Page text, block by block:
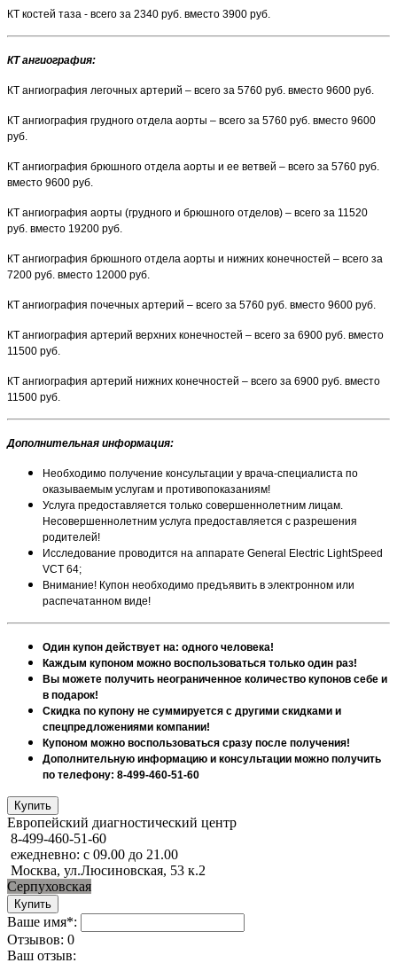
КТ костей таза - всего за 2340 руб. вместо 3900 руб.
КТ ангиография:
КТ ангиография легочных артерий – всего за 5760 руб. вместо 9600 руб.
КТ ангиография грудного отдела аорты – всего за 5760 руб. вместо 9600
руб.
КТ ангиография брюшного отдела аорты и ее ветвей – всего за 5760 руб.
вместо 9600 руб.
КТ ангиография аорты (грудного и брюшного отделов) – всего за 11520
руб. вместо 19200 руб.
КТ ангиография брюшного отдела аорты и нижних конечностей – всего за
7200 руб. вместо 12000 руб.
КТ ангиография почечных артерий – всего за 5760 руб. вместо 9600 руб.
КТ ангиография артерий верхних конечностей – всего за 6900 руб. вместо
11500 руб.
КТ ангиография артерий нижних конечностей – всего за 6900 руб. вместо
11500 руб.
Дополнительная информация:
Необходимо получение консультации у врача-специалиста по
оказываемым услугам и противопоказаниям!
Услуга предоставляется только совершеннолетним лицам.
Несовершеннолетним услуга предоставляется с разрешения
родителей!
Исследование проводится на аппарате General Electric LightSpeed
VCT 64;
Внимание! Купон необходимо предъявить в электронном или
распечатанном виде!
Один купон действует на: одного человека!
Каждым купоном можно воспользоваться только один раз!
Вы можете получить неограниченное количество купонов себе и
в подарок!
Скидка по купону не суммируется с другими скидками и
спецпредложениями компании!
Купоном можно воспользоваться сразу после получения!
Дополнительную информацию и консультации можно получить
по телефону: 8-499-460-51-60
Европейский диагностический центр
8-499-460-51-60
ежедневно: с 09.00 до 21.00
Москва, ул.Люсиновская, 53 к.2
Серпуховская
Ваше имя*:
Отзывов: 0
Ваш отзыв: